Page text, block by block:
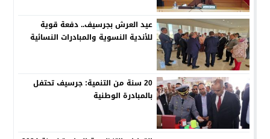
عيد العرش بجرسيف.. دفعة قوية
للأندية النسوية والمبادرات النسائية
20 سنة من التنمية: جرسيف تحتفل
بالمبادرة الوطنية